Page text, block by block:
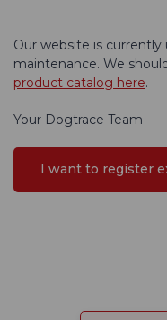
Our website is
maintenance. We
product catalog here.
Your Dogtrace Team
I want to register